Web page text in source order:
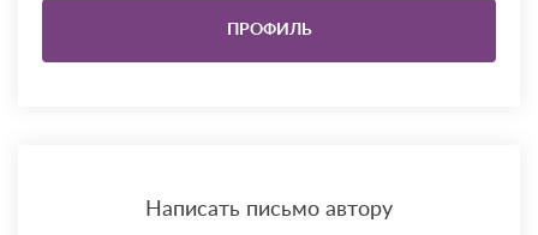
ПРОФИЛЬ
Написать письмо автору